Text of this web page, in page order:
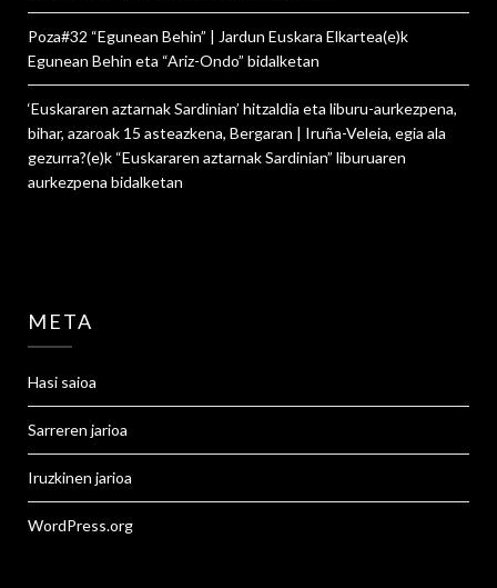
Poza#32 “Egunean Behin” | Jardun Euskara Elkartea(e)k
Egunean Behin eta “Ariz-Ondo” bidalketan
‘Euskararen aztarnak Sardinian’ hitzaldia eta liburu-aurkezpena,
bihar, azaroak 15 asteazkena, Bergaran | Iruña-Veleia, egia ala
gezurra?(e)k “Euskararen aztarnak Sardinian” liburuaren
aurkezpena bidalketan
META
Hasi saioa
Sarreren jarioa
Iruzkinen jarioa
WordPress.org